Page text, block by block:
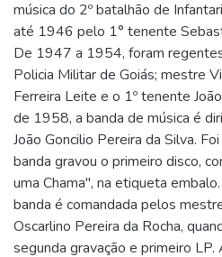
música do 2º batalhão de
até 1946 pelo 1° tenente
De 1947 a 1954, foram
Policia Militar de Goiás; mestre
Ferreira Leite e o 1º tenente
de 1958, a banda de música é
João Goncilio Pereira da Silva.
banda gravou o primeiro disco,
uma Chama", na etiqueta
banda é comandada pelos
Oscarlino Pereira da Rocha,
segunda gravação e primeiro